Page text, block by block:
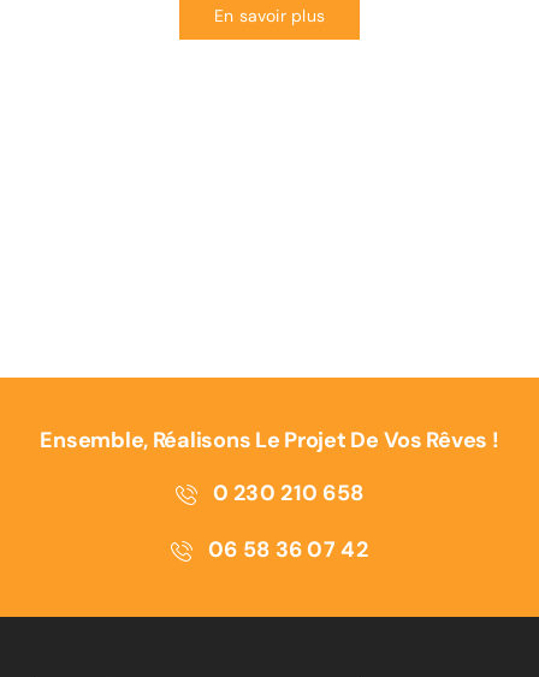
En savoir plus
Ensemble, Réalisons Le Projet De Vos Rêves !
0 230 210 658
06 58 36 07 42